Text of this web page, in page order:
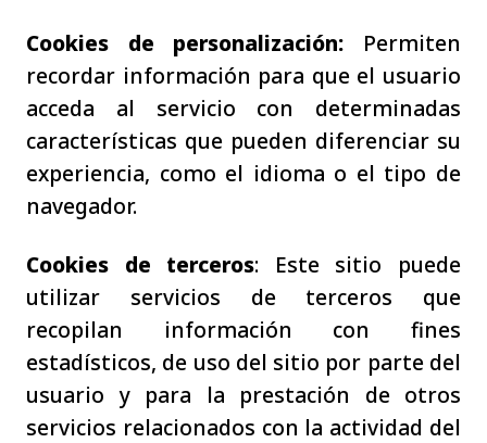
Cookies de personalización: Permiten
recordar información para que el usuario
acceda al servicio con determinadas
características que pueden diferenciar su
experiencia, como el idioma o el tipo de
navegador.
Cookies de terceros: Este sitio puede
utilizar servicios de terceros que
recopilan información con fines
estadísticos, de uso del sitio por parte del
usuario y para la prestación de otros
servicios relacionados con la actividad del